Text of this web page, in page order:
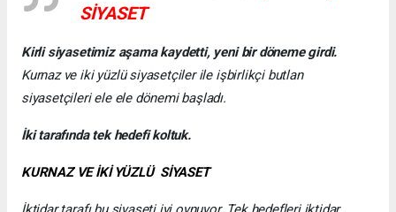
SİYASET
Kirli siyasetimiz aşama kaydetti, yeni bir döneme girdi.
Kurnaz ve iki yüzlü siyasetçiler ile işbirlikçi butlan
siyasetçileri ele ele dönemi başladı.
İki tarafında tek hedefi koltuk.
KURNAZ VE İKİ YÜZLÜ SİYASET